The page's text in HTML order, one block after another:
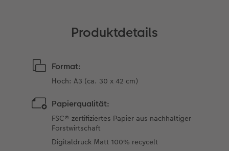
Produktdetails
Format:
Hoch: A3 (ca. 30 x 42 cm)
Papierqualität:
FSC® zertifiziertes Papier aus nachhaltiger
Forstwirtschaft
Digitaldruck Matt 100% recycelt